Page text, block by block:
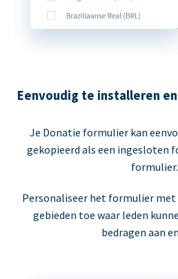
Eenvoudig te installeren
Je Donatie formulier kan
gekopieerd als een ingesloten
formulier.
Personaliseer het formulier met
gebieden toe waar leden
bedragen aan